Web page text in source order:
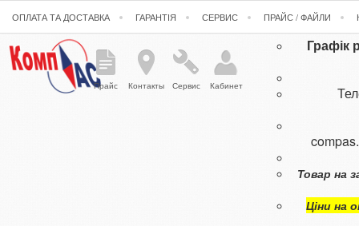
ОПЛАТА ТА ДОСТАВКА ГАРАНТІЯ СЕРВИС ПРАЙС / ФАЙЛИ
Прайс Контакты Сервис Кабинет
Графік
Товар на
Ціни на